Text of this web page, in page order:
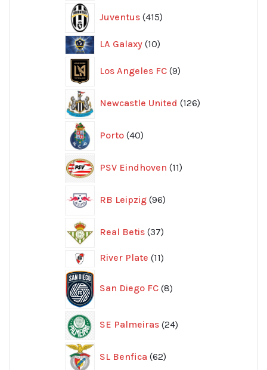
Juventus 415
produkter
LA Galaxy 1010
Los Angeles FC 9
produkter
Newcastle United 126
produkter
Porto 40
produkter
PSV Eindhoven 11
produkter
RB Leipzig 96
produkter
Real Betis 37
produkter
River Plate 1111
San Diego FC 8produkter
SE Palmeiras 24
produkter
SL Benfica 62
produkter